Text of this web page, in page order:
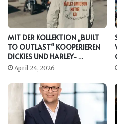
MIT DER KOLLEKTION „BUILT
TO OUTLAST“ KOOPERIEREN
DICKIES UND HARLEY-
DAVIDSON ERNEUT
April 24, 2026